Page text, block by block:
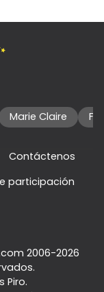
Marie Claire
Contáctenos
participación
2006-2026
Piro.